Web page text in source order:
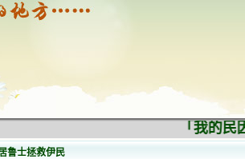
「我的民因
鲁士拯救伊民